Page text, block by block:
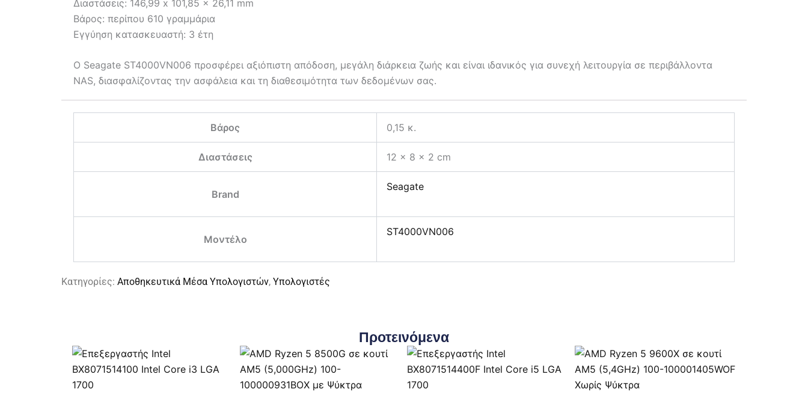
Διαστάσεις: 146,99 x 101,85 x 26,11 mm
Βάρος: περίπου 610 γραμμάρια
Εγγύηση κατασκευαστή: 3 έτη
Ο Seagate ST4000VN006 προσφέρει αξιόπιστη απόδοση, μεγάλη διάρκεια ζωής και είναι ιδανικός για συνεχή λειτουργία σε περιβάλλοντα
NAS, διασφαλίζοντας την ασφάλεια και τη διαθεσιμότητα των δεδομένων σας.
Βάρος 0,15 κ.
Διαστάσεις 12 × 8 × 2 cm
Brand
Seagate
Μοντέλο
ST4000VN006
Κατηγορίες: Αποθηκευτικά Μέσα Υπολογιστών, Υπολογιστές
Προτεινόμενα